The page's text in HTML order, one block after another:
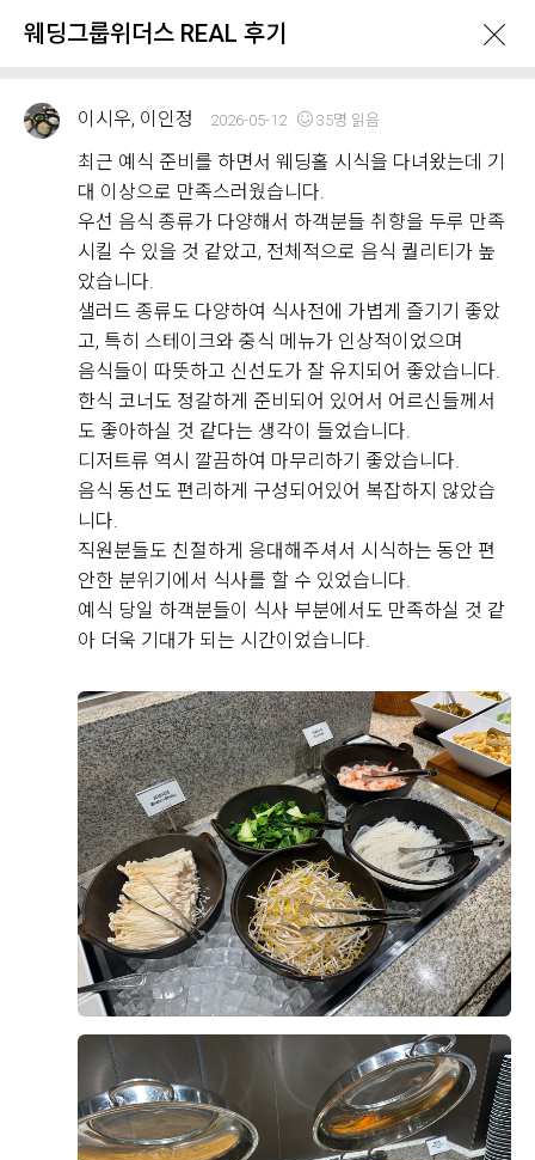
What's New
이벤트 & 프로모션 위더스 Real 후기
웨딩그룹위더스 REAL 후기
Withus2,176Real Review
직접 작성해주신 소중한 후기
Real 후기 쓰기
김민철, 김서윤 2026-08-04 5명 읽음
영등포 위더스 웨딩홀 뷔페를 시식하고 왔는데 전체적으
로 만족도가 높았습니다. 가장 인상 깊었던 건 해산물 코
너였는데, 대게와 새우, 홍합은 물론 참치와 연어 등 다양
한 회가 신선하게 준비되어 있었고 얼음 위에 깔끔하게
진열되어 있어 보기에도 좋았습니다. 회도 두툼하게 썰려
있어 식감이 좋았고 비린내 없이 신선해서 여러 번 가져
다 먹었습니다.
한식 코너도 다양하게 구성되어 있었는데 김치와 무침류,
쌈채소 등 기본 반찬이 정갈하게 준비되어 있었고, 전체
적으로 간이 자극적이지 않아 부담 없이 즐길 수 있었습
니다. 음식이 비어 있는 경우도 거의 없었고 직원분들이
계속해서 채워주셔서 마지막까지 깔끔한 상태가 유지되
는 점도 좋았습니다.
더 보기
+8
웨딩그룹위더스 REAL 후기
이시우, 이인정 2026-05-12 35명 읽음
최근 예식 준비를 하면서 웨딩홀 시식을 다녀왔는데 기
대 이상으로 만족스러웠습니다.
우선 음식 종류가 다양해서 하객분들 취향을 두루 만족
시킬 수 있을 것 같았고, 전체적으로 음식 퀄리티가 높
았습니다.
샐러드 종류도 다양하여 식사전에 가볍게 즐기기 좋았
고, 특히 스테이크와 중식 메뉴가 인상적이었으며
음식들이 따뜻하고 신선도가 잘 유지되어 좋았습니다.
한식 코너도 정갈하게 준비되어 있어서 어르신들께서
도 좋아하실 것 같다는 생각이 들었습니다.
디저트류 역시 깔끔하여 마무리하기 좋았습니다.
음식 동선도 편리하게 구성되어있어 복잡하지 않았습
니다.
직원분들도 친절하게 응대해주셔서 시식하는 동안 편
안한 분위기에서 식사를 할 수 있었습니다.
예식 당일 하객분들이 식사 부분에서도 만족하실 것 같
아 더욱 기대가 되는 시간이었습니다.